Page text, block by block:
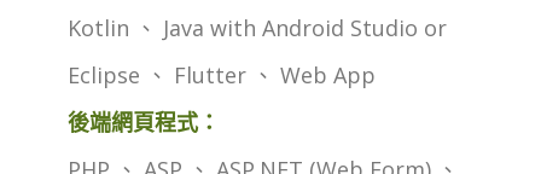
Kotlin 、 Java with Android Studio or
Eclipse 、 Flutter 、 Web App
後端網頁程式：